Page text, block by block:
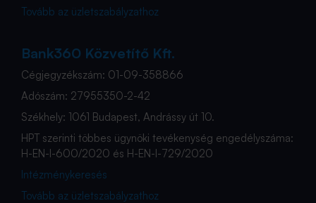
Tovább az üzletszabályzathoz
Bank360 Közvetítő Kft.
Cégjegyzékszám: 01-09-358866
Adószám: 27955350-2-42
Székhely: 1061 Budapest, Andrássy út 10.
HPT szerinti többes ügynöki tevékenység engedélyszáma:
H-EN-I-600/2020 és H-EN-I-729/2020
Intézménykeresés
Tovább az üzletszabályzathoz